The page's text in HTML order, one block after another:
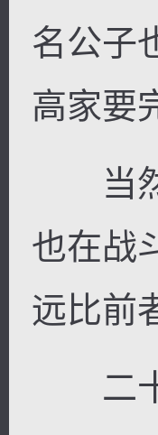
名公子
高家要
当然
也在战
远比前
二十